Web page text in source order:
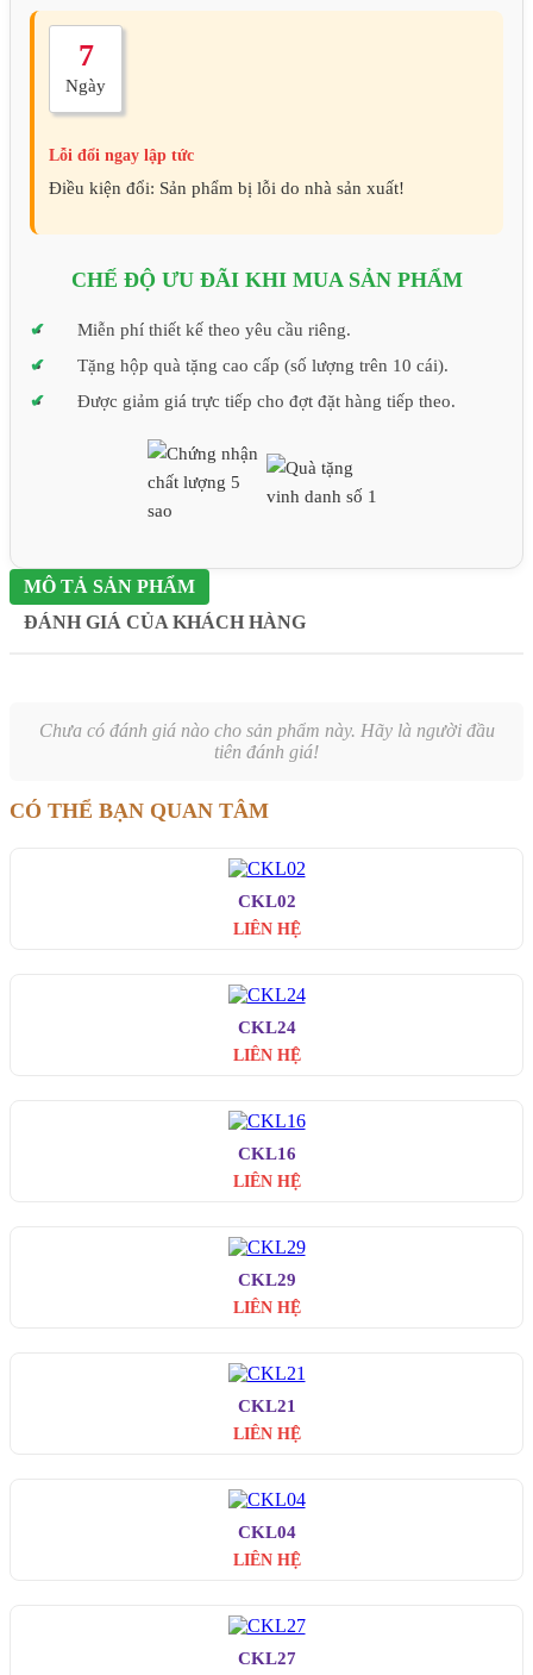
7
Ngày
Lỗi đổi ngay lập tức
Điều kiện đổi: Sản phẩm bị lỗi do nhà sản xuất!
CHẾ ĐỘ ƯU ĐÃI KHI MUA SẢN PHẨM
Miễn phí thiết kế theo yêu cầu riêng.
Tặng hộp quà tặng cao cấp (số lượng trên 10 cái).
Được giảm giá trực tiếp cho đợt đặt hàng tiếp theo.
MÔ TẢ SẢN PHẨM
ĐÁNH GIÁ CỦA KHÁCH HÀNG
Chưa có đánh giá nào cho sản phẩm này. Hãy là người đầu
tiên đánh giá!
CÓ THỂ BẠN QUAN TÂM
CKL02
LIÊN HỆ
CKL24
LIÊN HỆ
CKL16
LIÊN HỆ
CKL29
LIÊN HỆ
CKL21
LIÊN HỆ
CKL04
LIÊN HỆ
CKL27